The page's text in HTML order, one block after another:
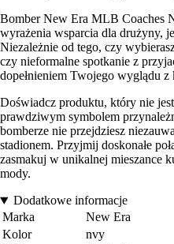
Bomber New Era MLB Coaches
wyrażenia wsparcia dla drużyny,
Niezależnie od tego, czy
czy nieformalne spotkanie z
dopełnieniem Twojego wyglądu z
Doświadcz produktu, który nie
prawdziwym symbolem
bomberze nie przejdziesz
stadionem. Przyjmij doskonałe
zasmakuj w unikalnej mieszance
mody.
Dodatkowe informacje
Marka
New Era
Kolor
nvy